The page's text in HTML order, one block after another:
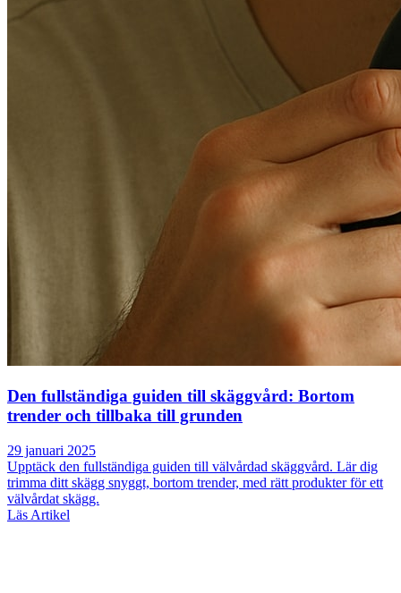
Den fullständiga guiden till skäggvård: Bortom
trender och tillbaka till grunden
29 januari 2025
Upptäck den fullständiga guiden till välvårdad skäggvård. Lär dig
trimma ditt skägg snyggt, bortom trender, med rätt produkter för ett
välvårdat skägg.
Läs Artikel